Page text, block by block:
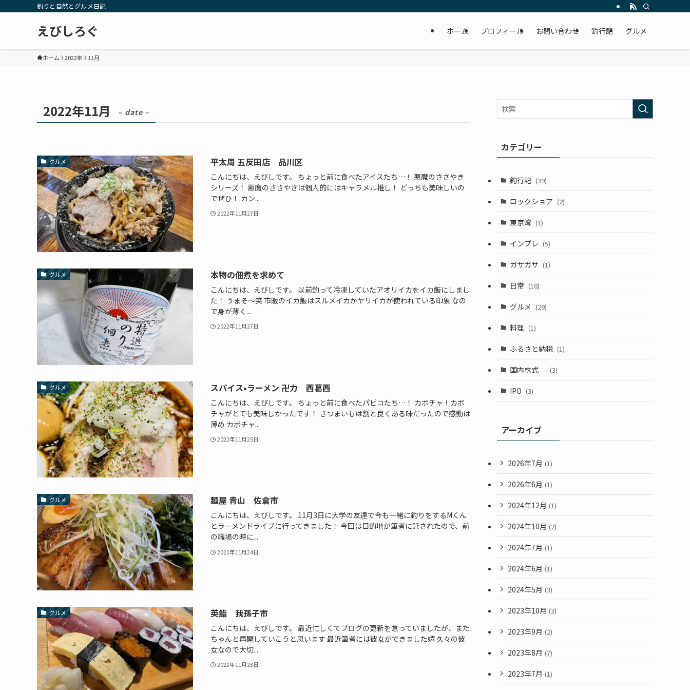
釣りと自然とグルメ日記
えびしろぐ ホーム プロフィール お問い合わせ 釣行記 グルメ
ホーム 2022年 11月
2022年11月 – date –
グルメ 平太周 五反田店 品川区
こんにちは、えびしです。 ちょっと前に食べたアイスたち…！ 悪魔のささやき
シリーズ！ 悪魔のささやきは個人的にはキャラメル推し！ どっちも美味しいの
でぜひ！ カン...
2022年11月27日
グルメ 本物の佃煮を求めて
こんにちは、えびしです。 以前釣って冷凍していたアオリイカをイカ飯にしまし
た！ うまそ〜笑 市販のイカ飯はスルメイカかヤリイカが使われている印象 なの
で身が薄く...
2022年11月27日
グルメ スパイス•ラーメン 卍力 西葛西
こんにちは、えびしです。 ちょっと前に食べたパピコたち…！ カボチャ！カボ
チャがとても美味しかったです！ さつまいもは割と良くある味だったので感動は
薄め カボチャ...
2022年11月25日
グルメ 麺屋 青山 佐倉市
こんにちは、えびしです。 11月3日に大学の友達で今も一緒に釣りをするMくん
とラーメンドライブに行ってきました！ 今回は目的地が筆者に託されたので、前
の職場の時に...
2022年11月24日
グルメ 英鮨 我孫子市
こんにちは、えびしです。 最近忙しくてブログの更新を怠っていましたが、また
ちゃんと再開していこうと思います 最近筆者には彼女ができました嬉 久々の彼
女なので大切...
2022年11月23日
カテゴリー
釣行記 (39)
ロックショア (2)
東京湾 (1)
インプレ (5)
ガサガサ (1)
日常 (18)
グルメ (29)
料理 (1)
ふるさと納税 (1)
国内株式 (3)
IPO (3)
アーカイブ
2026年7月 (1)
2026年6月 (1)
2024年12月 (1)
2024年10月 (2)
2024年7月 (1)
2024年6月 (1)
2024年5月 (3)
2023年10月 (3)
2023年9月 (2)
2023年8月 (7)
2023年7月 (1)